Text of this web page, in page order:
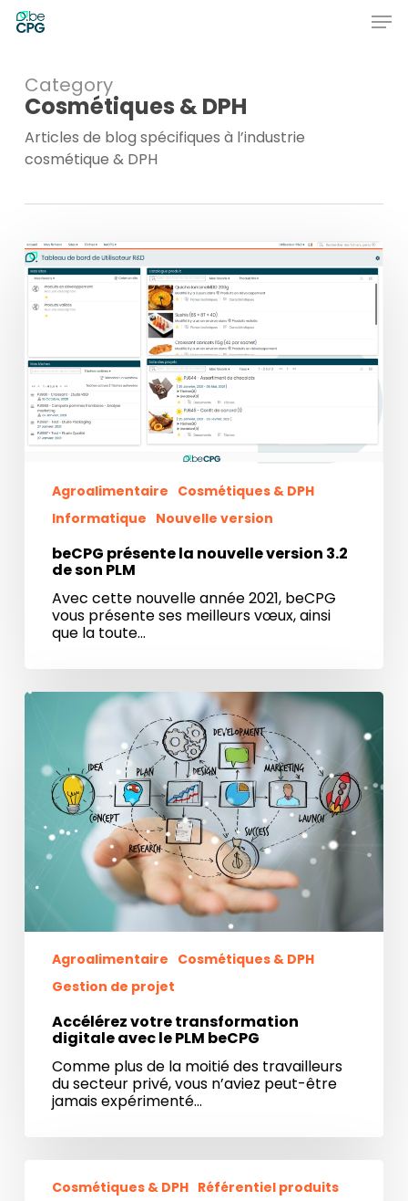
Skip
Category
Cosmétiques & DPH
Articles de blog spécifiques à l’industrie
cosmétique & DPH
beCPG
présente
la
nouvelle
version
de
son
PLM
Agroalimentaire Cosmétiques & DPH
Informatique Nouvelle version
beCPG présente la nouvelle version 3.2
de son PLM
Avec cette nouvelle année 2021, beCPG
vous présente ses meilleurs vœux, ainsi
que la toute…
Accélérez
transformation
avec
PLM
beCPG
Agroalimentaire Cosmétiques & DPH
Gestion de projet
Accélérez votre transformation
digitale avec le PLM beCPG
Comme plus de la moitié des travailleurs
du secteur privé, vous n’aviez peut-être
jamais expérimenté…
cosmétique
Cosmétiques & DPH Référentiel produits